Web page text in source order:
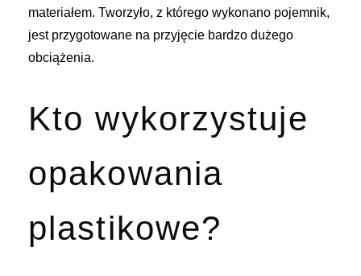
materiałem. Tworzyło, z którego wykonano pojemnik,
jest przygotowane na przyjęcie bardzo dużego
obciążenia.
Kto wykorzystuje
opakowania
plastikowe?